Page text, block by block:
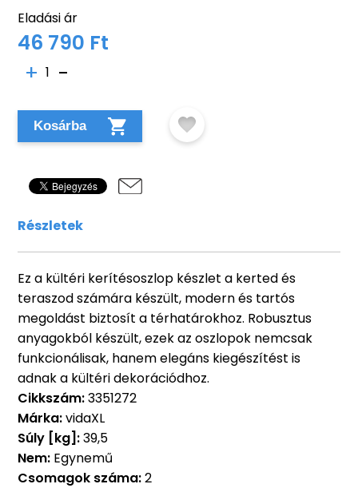
Eladási ár
46 790 Ft
1
Kosárba
Részletek
Ez a kültéri kerítésoszlop készlet a kerted és
teraszod számára készült, modern és tartós
megoldást biztosít a térhatárokhoz. Robusztus
anyagokból készült, ezek az oszlopok nemcsak
funkcionálisak, hanem elegáns kiegészítést is
adnak a kültéri dekorációdhoz.
Cikkszám:3351272
Márka:vidaXL
Súly [kg]:39,5
Nem: Egynemű
Csomagok száma:2